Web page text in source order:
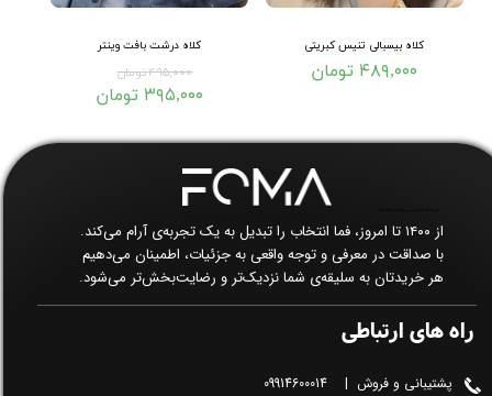
کلاه درشت بافت وینتر
۴۹۵,۰۰۰ تومان
۳۹۵,۰۰۰ تومان
کلاه بیسبالی تنیس کبریتی
۴۸۹,۰۰۰ تومان
راه های ارتباطی
پشتیبانی و فروش | 09914600014
از ۱۴۰۰ تا امروز، فما انتخاب را تبدیل به یک تجربه‌ی آرام می‌کند.
با صداقت در معرفی و توجه واقعی به جزئیات، اطمینان می‌دهیم
هر خریدتان به سلیقه‌ی شما نزدیک‌تر و رضایت‌بخش‌تر می‌شود.